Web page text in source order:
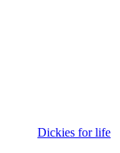
Dickies for life